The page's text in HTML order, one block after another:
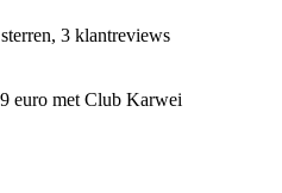
3 klantreviews
euro met Club Karwei